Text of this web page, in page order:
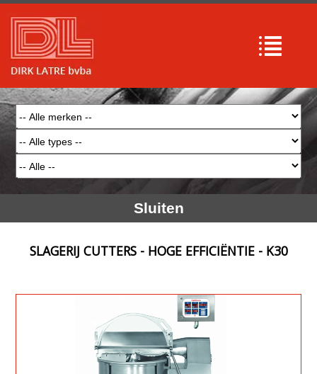
Sluiten
SLAGERIJ CUTTERS - HOGE EFFICIËNTIE - K30